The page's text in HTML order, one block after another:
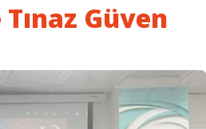
Güven